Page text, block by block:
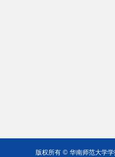
版权所有 © 华南师范大学